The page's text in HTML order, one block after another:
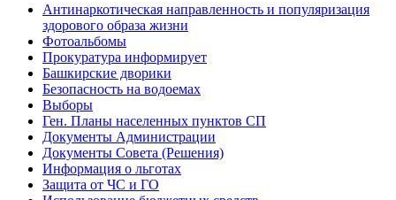
Антинаркотическая направленность и популяризация
здорового образа жизни
Фотоальбомы
Прокуратура информирует
Башкирские дворики
Безопасность на водоемах
Выборы
Ген. Планы населенных пунктов СП
Документы Администрации
Документы Совета (Решения)
Информация о льготах
Защита от ЧС и ГО